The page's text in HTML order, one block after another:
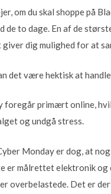
om du skal shoppe på
de to dage. En af de
dig mulighed for at
det være hektisk at
foregår primært online,
og undgå stress.
Monday er dog, at
er målrettet elektronik og
overbelastede. Det er